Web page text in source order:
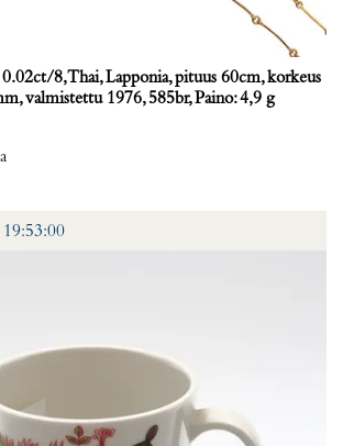
8, Thai, Lapponia, pituus 60cm, korkeus
valmistettu 1976, 585br, Paino: 4,9 g